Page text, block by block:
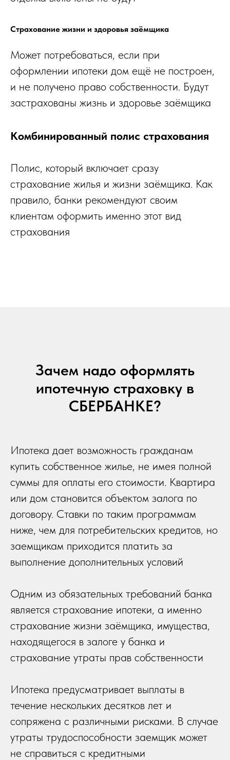
Страхование жизни и здоровья заёмщика
Может потребоваться, если при
оформлении ипотеки дом ещё не построен,
и не получено право собственности. Будут
застрахованы жизнь и здоровье заёмщика
Комбинированный полис страхования
Полис, который включает сразу
страхование жилья и жизни заёмщика. Как
правило, банки рекомендуют своим
клиентам оформить именно этот вид
страхования
Зачем надо оформлять
ипотечную страховку в
СБЕРБАНКЕ?
Ипотека дает возможность гражданам
купить собственное жилье, не имея полной
суммы для оплаты его стоимости. Квартира
или дом становится объектом залога по
договору. Ставки по таким программам
ниже, чем для потребительских кредитов, но
заемщикам приходится платить за
выполнение дополнительных условий
Одним из обязательных требований банка
является страхование ипотеки, а именно
страхование жизни заёмщика, имущества,
находящегося в залоге у банка и
страхование утраты прав собственности
Ипотека предусматривает выплаты в
течение нескольких десятков лет и
сопряжена с различными рисками. В случае
утраты трудоспособности заемщик может
не справиться с кредитными